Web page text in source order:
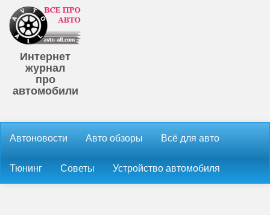
Интернет
журнал
про
автомобили
Автоновости Авто обзоры Всё для авто
Тюнинг Советы Устройство автомобиля